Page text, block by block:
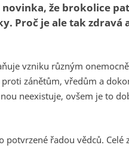
novinka, že brokolice
Proč je ale tak zdravá
vzniku různým
proti zánětům, vředům a
neexistuje, ovšem je to
potvrzené řadou vědců. Celé